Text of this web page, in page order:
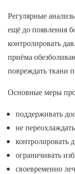
Регулярные
ещё до появления
контролировать
приёма
повреждать ткани
Основные меры
поддерживать
не
контролировать
ограничивать
своевременно